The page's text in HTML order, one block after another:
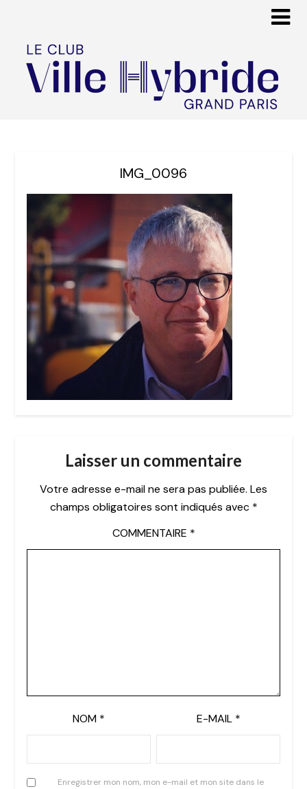
IMG_0096
Laisser un commentaire
Votre adresse e-mail ne sera pas publiée. Les
champs obligatoires sont indiqués avec *
COMMENTAIRE *
NOM * E-MAIL *
Enregistrer mon nom, mon e-mail et mon site dans le